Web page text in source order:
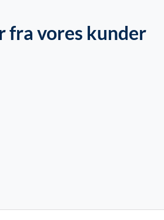
fra vores kunder